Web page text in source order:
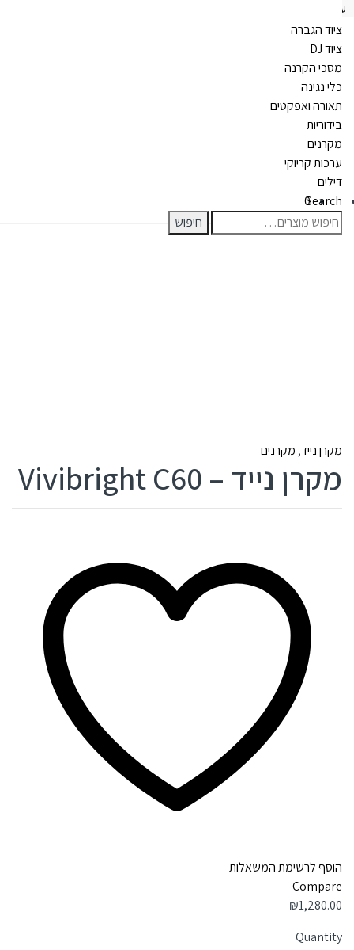
Skip
navigation
Skip
content
ציוד הגברה
ציוד DJ
מסכי הקרנה
כלי נגינה
תאורה ואפקטים
בידוריות
מקרנים
ערכות קריוקי
דילים
Search
חיפוש
עבור:
חיפוש
0
עמוד הבית
מקרן נייד, מקרנים
מקרן נייד – Vivibright C60
הוסף לרשימת המשאלות
Compare
₪1,280.00
Quantity